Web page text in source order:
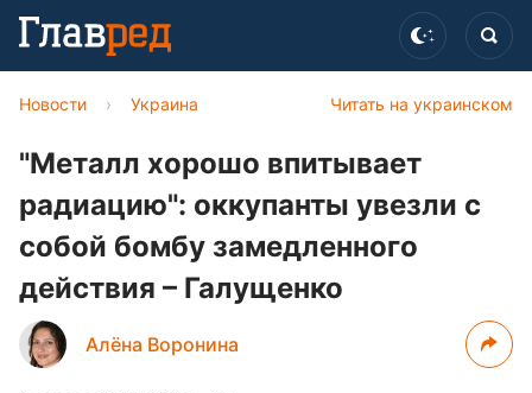
Читать на украинском
Новости › Украина
"Металл хорошо впитывает
радиацию": оккупанты увезли с
собой бомбу замедленного
действия – Галущенко
Алёна Воронина